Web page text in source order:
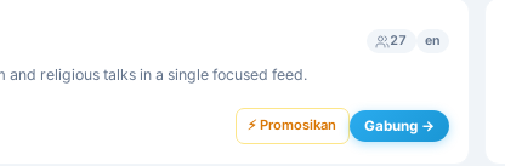
27 en
and religious talks in a single focused feed.
⚡ Promosikan Gabung →